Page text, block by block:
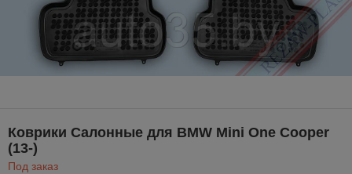
Коврики Салонные для BMW Mini One Cooper
(13-)
Под заказ